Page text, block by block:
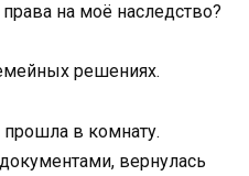
на моё наследство?
решениях.
прошла в комнату.
вернулась